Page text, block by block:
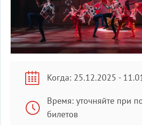
Когда: 25.12.2025 -
Время: уточняйте при
билетов